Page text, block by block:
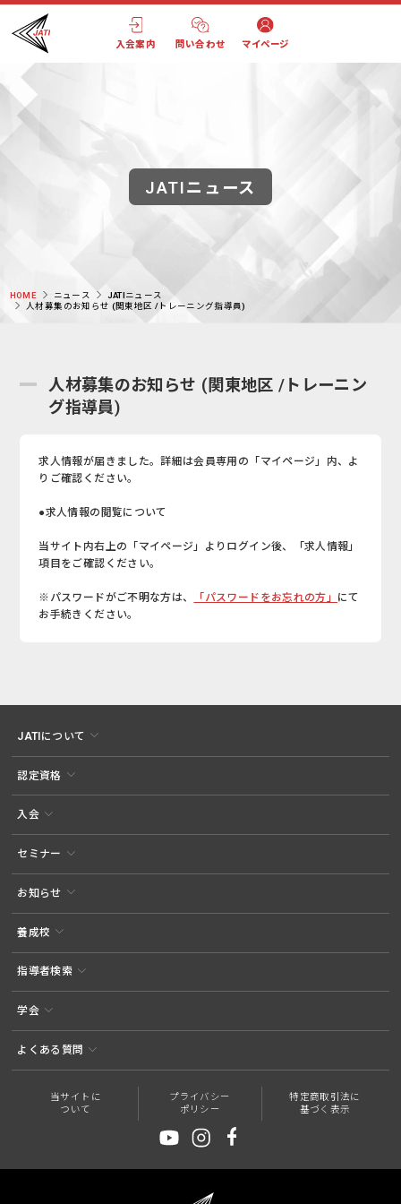
入会案内 問い合わせ マイページ
JATIニュース
HOME ニュース
JATIニュース
人材募集のお知らせ (関東地区 /トレーニング指導員)
人材募集のお知らせ (関東地区 /トレーニン
グ指導員)
求人情報が届きました。詳細は会員専用の「マイページ」内、よ
りご確認ください。
●求人情報の閲覧について
当サイト内右上の「マイページ」よりログイン後、「求人情報」
項目をご確認ください。
※パスワードがご不明な方は、 「パスワードをお忘れの方」 にて
お手続きください。
JATIについて
認定資格
入会
セミナー
お知らせ
養成校
指導者検索
学会
よくある質問
当サイトに
ついて
プライバシー
ポリシー
特定商取引法に
基づく表示